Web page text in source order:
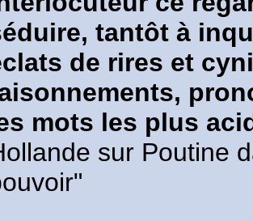
tantôt à
de rires et
mots les plus
sur Poutine